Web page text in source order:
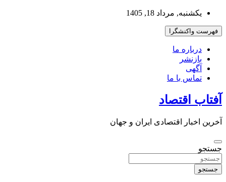
بروید
یکشنبه, مرداد 18, 1405
فهرست واکنشگرا
درباره ما
بازنشر
آگهی
تماس با ما
آفتاب اقتصاد
آخرین اخبار اقتصادی ایران و جهان
جستجو
جستجو